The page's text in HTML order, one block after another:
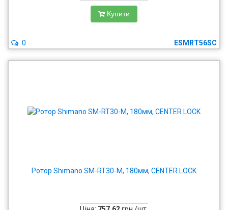
Купити
ESMRT56SC
0
Ротор Shimano SM-RT30-M, 180мм, CENTER LOCK